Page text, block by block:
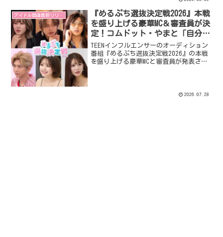
アイドル関連最新リリース
『めるぷち選抜決定戦2026』本戦
を盛り上げる豪華MC＆審査員が決
定！コムドット・やまと「自分だ
けの種を信じて育ててほしい」
TEENインフルエンサーのオーディション
番組『めるぷち選抜決定戦2026』の本戦
を盛り上げる豪華MCと審査員が発表され
番組は2026年8月6日（木）夜8時より
2026.07.28